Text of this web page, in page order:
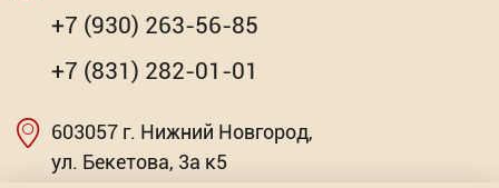
SDS-plus "Hawera"
от 308.66
Насадка для МФИ ЗУБР DIAMOND керамика,
мрамор, стекло
+7 (930) 263-56-85
+7 (831) 282-01-01
603057 г. Нижний Новгород,
ул. Бекетова, 3а к5